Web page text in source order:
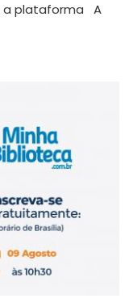
a plataforma A